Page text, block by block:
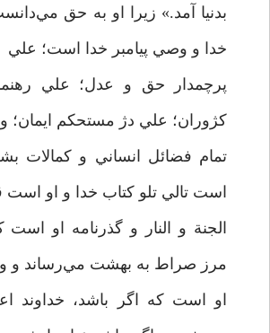
بدنيا آمد.» زيرا او به حق
خدا و وصي پيامبر خدا است؛ علي
پرچمدار حق و عدل؛ علي
کژوران؛ علي دژ مستحکم ايمان؛
تمام فضائل انساني و کمالات
است تالي تلو کتاب خدا و او
الجنة و النار و گذرنامه او است
مرز صراط به بهشت مي‌رساند و
او است که اگر باشد، خداوند